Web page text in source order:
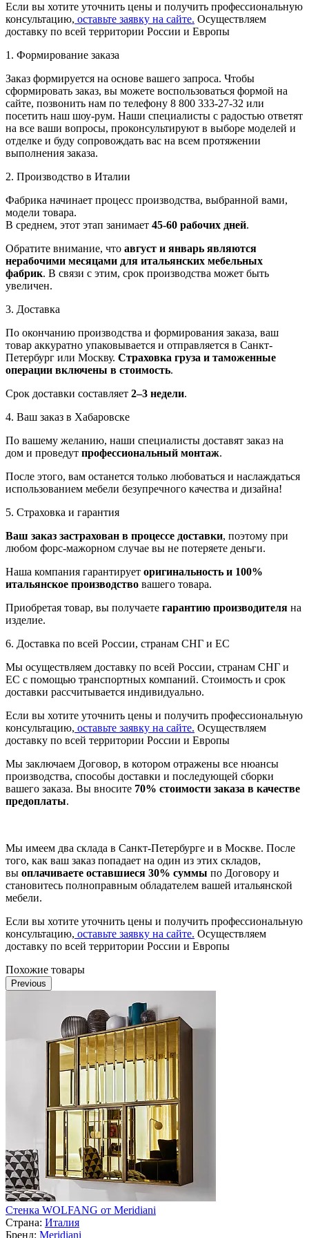
Если вы хотите уточнить цены и получить профессиональную
консультацию, оставьте заявку на сайте. Осуществляем
доставку по всей территории России и Европы
1. Формирование заказа
Заказ формируется на основе вашего запроса. Чтобы
сформировать заказ, вы можете воспользоваться формой на
сайте, позвонить нам по телефону 8 800 333-27-32 или
посетить наш шоу-рум. Наши специалисты с радостью ответят
на все ваши вопросы, проконсультируют в выборе моделей и
отделке и буду сопровождать вас на всем протяжении
выполнения заказа.
2. Производство в Италии
Фабрика начинает процесс производства, выбранной вами,
модели товара.
В среднем, этот этап занимает 45-60 рабочих дней.
Обратите внимание, что август и январь являются
нерабочими месяцами для итальянских мебельных
фабрик. В связи с этим, срок производства может быть
увеличен.
3. Доставка
По окончанию производства и формирования заказа, ваш
товар аккуратно упаковывается и отправляется в Санкт-
Петербург или Москву. Страховка груза и таможенные
операции включены в стоимость.
Срок доставки составляет 2–3 недели.
4. Ваш заказ в Хабаровске
По вашему желанию, наши специалисты доставят заказ на
дом и проведут профессиональный монтаж.
После этого, вам останется только любоваться и наслаждаться
использованием мебели безупречного качества и дизайна!
5. Страховка и гарантия
Ваш заказ застрахован в процессе доставки, поэтому при
любом форс-мажорном случае вы не потеряете деньги.
Наша компания гарантирует оригинальность и 100%
итальянское производство вашего товара.
Приобретая товар, вы получаете гарантию производителя на
изделие.
6. Доставка по всей России, странам СНГ и ЕС
Мы осуществляем доставку по всей России, странам СНГ и
ЕС с помощью транспортных компаний. Стоимость и срок
доставки рассчитывается индивидуально.
Если вы хотите уточнить цены и получить профессиональную
консультацию, оставьте заявку на сайте. Осуществляем
доставку по всей территории России и Европы
Мы заключаем Договор, в котором отражены все нюансы
производства, способы доставки и последующей сборки
вашего заказа. Вы вносите 70% стоимости заказа в качестве
предоплаты.
Мы имеем два склада в Санкт-Петербурге и в Москве. После
того, как ваш заказ попадает на один из этих складов,
вы оплачиваете оставшиеся 30% суммы по Договору и
становитесь полноправным обладателем вашей итальянской
мебели.
Если вы хотите уточнить цены и получить профессиональную
консультацию, оставьте заявку на сайте. Осуществляем
доставку по всей территории России и Европы
Похожие товары
Previous
Стенка WOLFANG от Meridiani
Страна: Италия
Бренд: Meridiani